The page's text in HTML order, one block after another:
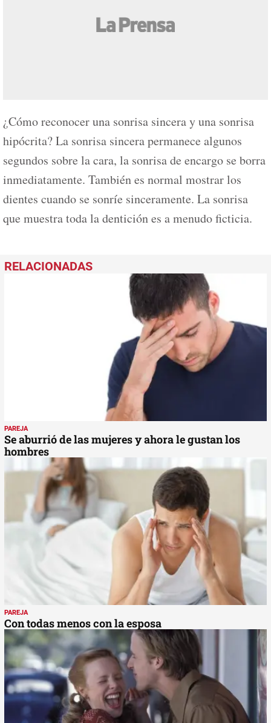
¿Cómo reconocer una sonrisa sincera y una sonrisa
hipócrita? La sonrisa sincera permanece algunos
segundos sobre la cara, la sonrisa de encargo se borra
inmediatamente. También es normal mostrar los
dientes cuando se sonríe sinceramente. La sonrisa
que muestra toda la dentición es a menudo ficticia.
PAREJA
Se aburrió de las mujeres y ahora le gustan los
hombres
PAREJA
Con todas menos con la esposa